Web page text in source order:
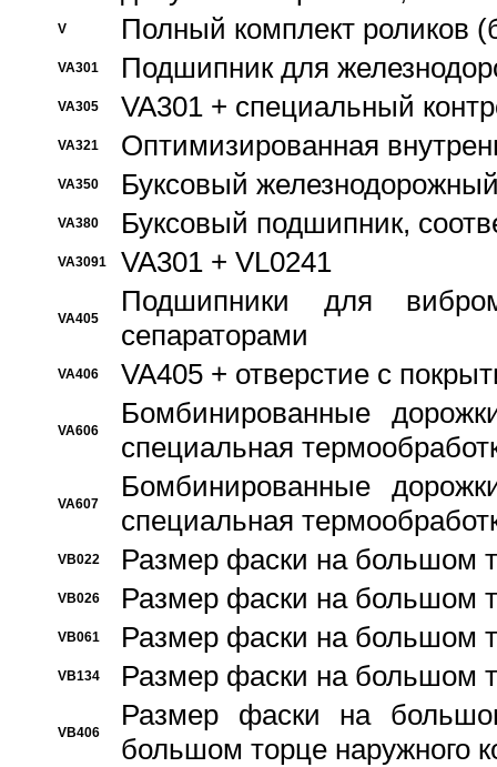
V Полный комплект роликов
VA301 Подшипник для
VA305 VA301 + специальный
VA321 Оптимизированная
VA350 Буксовый
VA380 Буксовый подшипник,
VA3091 VA301 + VL0241
VA405
Подшипники для
сепараторами
VA406 VA405 + отверстие с
VA606
Бомбинированные
специальная
VA607
Бомбинированные
специальная
VB022 Размер фаски на большом
VB026 Размер фаски на большом
VB061 Размер фаски на большом
VB134 Размер фаски на большом
VB406
Размер фаски на
большом торце наружного